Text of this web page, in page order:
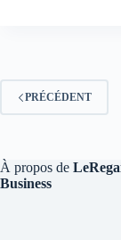
PRÉCÉDENT
À propos de
Business